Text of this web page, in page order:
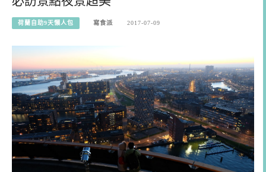
荷蘭自助9天懶人包 寫食派 2017-07-09